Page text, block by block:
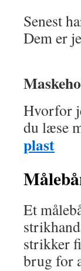
Senest
Dem er
Hvorfor
du læse
plast
Et
strikker
brug for